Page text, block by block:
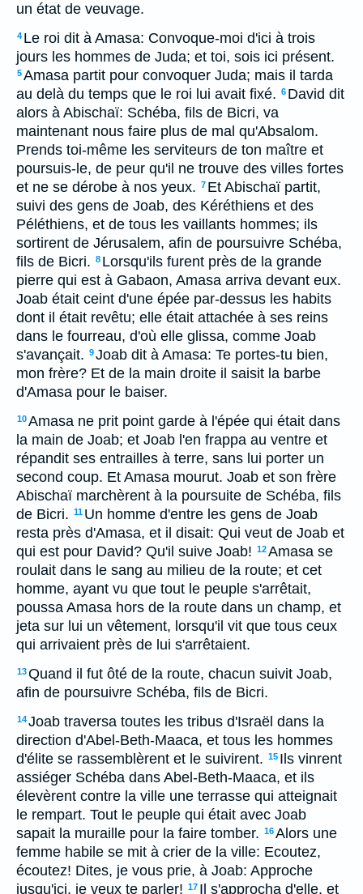
un état de veuvage.
4 Le roi dit à Amasa: Convoque-moi d'ici à trois
jours les hommes de Juda; et toi, sois ici présent.
5Amasa partit pour convoquer Juda; mais il tarda
au delà du temps que le roi lui avait fixé. 6 David dit
alors à Abischaï: Schéba, fils de Bicri, va
maintenant nous faire plus de mal qu'Absalom.
Prends toi-même les serviteurs de ton maître et
poursuis-le, de peur qu'il ne trouve des villes fortes
et ne se dérobe à nos yeux. 7 Et Abischaï partit,
suivi des gens de Joab, des Kéréthiens et des
Péléthiens, et de tous les vaillants hommes; ils
sortirent de Jérusalem, afin de poursuivre Schéba,
fils de Bicri. 8 Lorsqu'ils furent près de la grande
pierre qui est à Gabaon, Amasa arriva devant eux.
Joab était ceint d'une épée par-dessus les habits
dont il était revêtu; elle était attachée à ses reins
dans le fourreau, d'où elle glissa, comme Joab
s'avançait. 9Joab dit à Amasa: Te portes-tu bien,
mon frère? Et de la main droite il saisit la barbe
d'Amasa pour le baiser.
10Amasa ne prit point garde à l'épée qui était dans
la main de Joab; et Joab l'en frappa au ventre et
répandit ses entrailles à terre, sans lui porter un
second coup. Et Amasa mourut. Joab et son frère
Abischaï marchèrent à la poursuite de Schéba, fils
de Bicri. 11 Un homme d'entre les gens de Joab
resta près d'Amasa, et il disait: Qui veut de Joab et
qui est pour David? Qu'il suive Joab! 12Amasa se
roulait dans le sang au milieu de la route; et cet
homme, ayant vu que tout le peuple s'arrêtait,
poussa Amasa hors de la route dans un champ, et
jeta sur lui un vêtement, lorsqu'il vit que tous ceux
qui arrivaient près de lui s'arrêtaient.
13Quand il fut ôté de la route, chacun suivit Joab,
afin de poursuivre Schéba, fils de Bicri.
14Joab traversa toutes les tribus d'Israël dans la
direction d'Abel-Beth-Maaca, et tous les hommes
d'élite se rassemblèrent et le suivirent. 15 Ils vinrent
assiéger Schéba dans Abel-Beth-Maaca, et ils
élevèrent contre la ville une terrasse qui atteignait
le rempart. Tout le peuple qui était avec Joab
sapait la muraille pour la faire tomber. 16Alors une
femme habile se mit à crier de la ville: Ecoutez,
écoutez! Dites, je vous prie, à Joab: Approche
jusqu'ici, je veux te parler! 17 Il s'approcha d'elle, et